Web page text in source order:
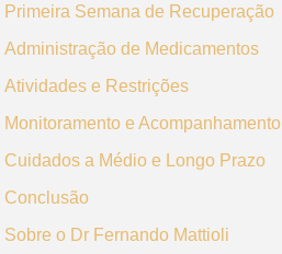
Primeira Semana de Recuperação
Administração de Medicamentos
Atividades e Restrições
Monitoramento e Acompanhamento
Cuidados a Médio e Longo Prazo
Conclusão
Sobre o Dr Fernando Mattioli